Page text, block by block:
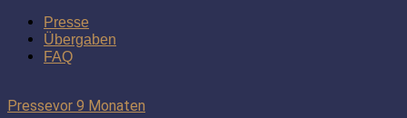
Presse
Übergaben
FAQ
Pressevor 9 Monaten